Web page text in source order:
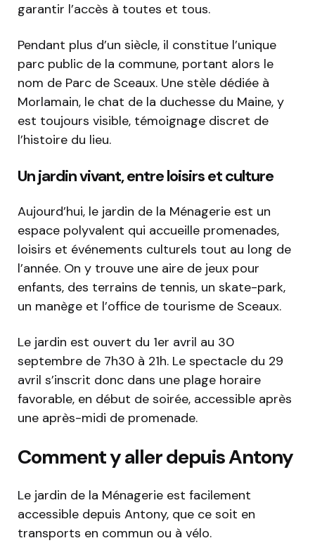
garantir l’accès à toutes et tous.
Pendant plus d’un siècle, il constitue l’unique
parc public de la commune, portant alors le
nom de Parc de Sceaux. Une stèle dédiée à
Morlamain, le chat de la duchesse du Maine, y
est toujours visible, témoignage discret de
l’histoire du lieu.
Un jardin vivant, entre loisirs et culture
Aujourd’hui, le jardin de la Ménagerie est un
espace polyvalent qui accueille promenades,
loisirs et événements culturels tout au long de
l’année. On y trouve une aire de jeux pour
enfants, des terrains de tennis, un skate-park,
un manège et l’office de tourisme de Sceaux.
Le jardin est ouvert du 1er avril au 30
septembre de 7h30 à 21h. Le spectacle du 29
avril s’inscrit donc dans une plage horaire
favorable, en début de soirée, accessible après
une après-midi de promenade.
Comment y aller depuis Antony
Le jardin de la Ménagerie est facilement
accessible depuis Antony, que ce soit en
transports en commun ou à vélo.